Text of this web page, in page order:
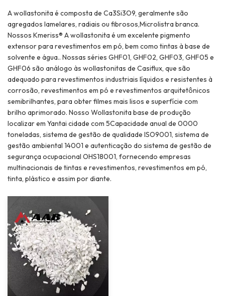
A wollastonita é composta de Ca3Si3O9, geralmente são
agregados lamelares, radiais ou fibrosos,Microlistra branca.
Nossos Kmeriss® A wollastonita é um excelente pigmento
extensor para revestimentos em pó, bem como tintas à base de
solvente e água.. Nossas séries GHF01, GHF02, GHF03, GHF05 e
GHF06 são análogo às wollastonitas de Casiflux, que são
adequado para revestimentos industriais líquidos e resistentes à
corrosão, revestimentos em pó e revestimentos arquitetônicos
semibrilhantes, para obter filmes mais lisos e superfície com
brilho aprimorado. Nosso Wollastonita base de produção
localizar em Yantai cidade com 5Capacidade anual de 0000
toneladas, sistema de gestão de qualidade ISO9001, sistema de
gestão ambiental 14001 e autenticação do sistema de gestão de
segurança ocupacional OHS18001, fornecendo empresas
multinacionais de tintas e revestimentos, revestimentos em pó,
tinta, plástico e assim por diante.